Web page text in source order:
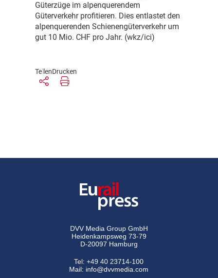
Güterzüge im alpenquerendem
Güterverkehr profitieren. Dies entlastet den
alpenquerenden Schienengüterverkehr um
gut 10 Mio. CHF pro Jahr. (wkz/ici)
TeilenDrucken
DVV Media Group GmbH
Heidenkampsweg 73-79
D-20097 Hamburg
Tel:+49 40 23714-100
Mail: info@dvvmedia.com